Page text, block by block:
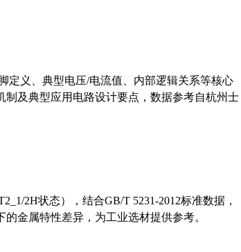
定义、典型电压/电流值、内部逻辑关系等核心
及典型应用电路设计要点，数据参考自杭州士
2H状态），结合GB/T 5231-2012标准数据，
金属特性差异，为工业选材提供参考。